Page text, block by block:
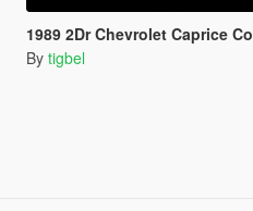
1989 2Dr Chevrolet Caprice Coupe
By tigbel